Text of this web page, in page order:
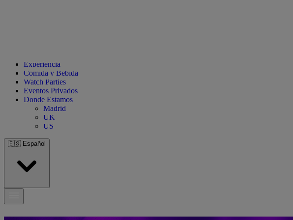
Experiencia
Comida y Bebida
Watch Parties
Eventos Privados
Donde Estamos
Madrid
UK
US
🇪🇸 Español